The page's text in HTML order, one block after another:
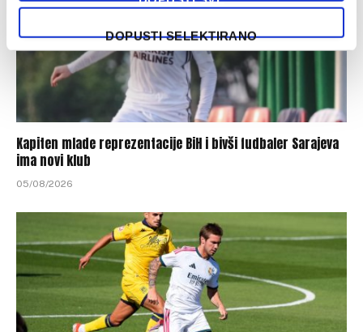
DOPUSTI SELEKTIRANO
Kapiten mlade reprezentacije BiH i bivši fudbaler Sarajeva
ima novi klub
05/08/2026